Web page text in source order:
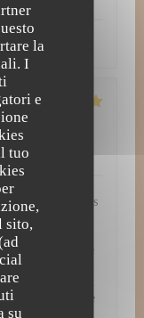
la
I
e
tuo
sito,
su
!
Qualità / Prezzo
à L'Atelier 28 Dès
dans un
détail, de
témoigne
Une
servies sont
dressé avec une
jeux de